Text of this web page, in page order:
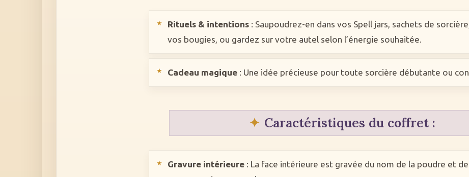
Rituels & intentions: Saupoudrez-en dans vos Spell jars, sachets de
vos bougies, ou gardez sur votre autel selon l’énergie souhaitée.
Cadeau magique: Une idée précieuse pour toute sorcière débutante ou
Caractéristiques du coffret :
Gravure intérieure: La face intérieure est gravée du nom de la poudre et de